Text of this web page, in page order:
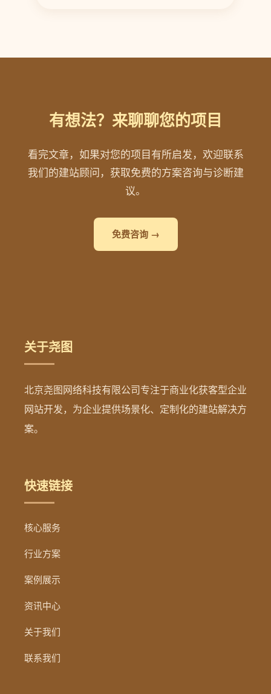
有想法？来聊聊您的项目
看完文章，如果对您的项目有所启发，欢迎联系
我们的建站顾问，获取免费的方案咨询与诊断建
议。
免费咨询 →
关于尧图
北京尧图网络科技有限公司专注于商业化获客型企业
网站开发，为企业提供场景化、定制化的建站解决方
案。
快速链接
核心服务
行业方案
案例展示
资讯中心
关于我们
联系我们